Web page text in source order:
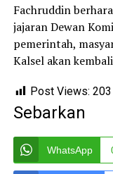
Fachruddin
jajaran Dewan
pemerintah,
Kalsel akan
Post Views: 203
Sebarkan
WhatsApp